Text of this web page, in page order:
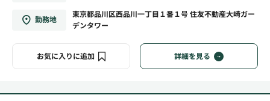
勤務地
東京都品川区西品川一丁目１番１号 住友不動産大崎ガー
デンタワー
お気に入りに追加 詳細を見る